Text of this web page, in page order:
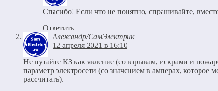
Спасибо! Если что не понятно, спрашивайте,
Ответить
Александр/СамЭлектрик
12 апреля 2021 в 16:10
Не путайте КЗ как явление (со взрывам, искрами и
параметр электросети (со значением в амперах, которое
рассчитать).